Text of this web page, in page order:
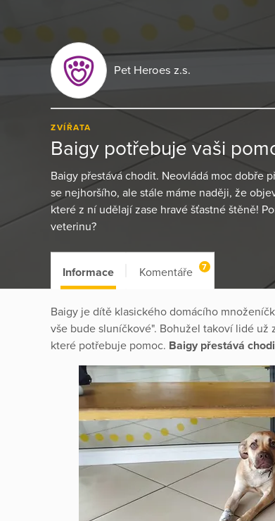
Pet Heroes z.s.
ZVÍŘATA
Baigy potřebuje vaši
Baigy přestává chodit. Neovládá moc dobře
se nejhoršího, ale stále máme naději, že
které z ní udělají zase hravé šťastné štěně!
veterinu?
Informace Komentáře 7
Baigy je dítě klasického domácího
vše bude sluníčkové". Bohužel takoví lidé
které potřebuje pomoc. Baigy přestává